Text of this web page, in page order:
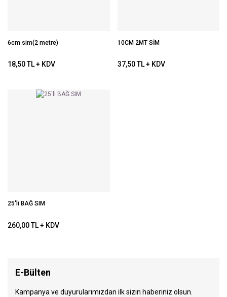
6cm sim(2 metre)
18,50 TL + KDV
10CM 2MT SİM
37,50 TL + KDV
25'li BAĞ SIM
260,00 TL + KDV
E-Bülten
Kampanya ve duyurularımızdan ilk sizin haberiniz olsun.